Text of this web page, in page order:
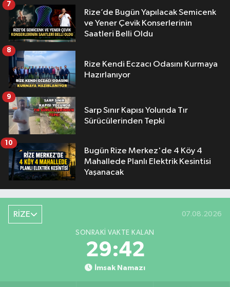
Rize’de Bugün Yapılacak Semicenk
ve Yener Çevik Konserlerinin
Saatleri Belli Oldu
7
Rize Kendi Eczacı Odasını Kurmaya
Hazırlanıyor
8
Sarp Sınır Kapısı Yolunda Tır
Sürücülerinden Tepki
9
Bugün Rize Merkez'de 4 Köy 4
Mahallede Planlı Elektrik Kesintisi
Yaşanacak
10
RİZE 07.08.2026
SONRAKI VAKTE KALAN
29:41
İmsak Namazı